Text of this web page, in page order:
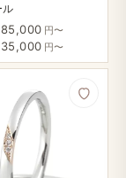
ル
円〜
円〜